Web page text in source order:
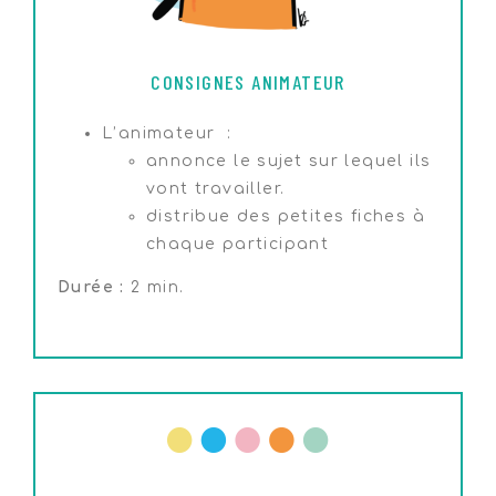
CONSIGNES ANIMATEUR
L’animateur :
annonce le sujet sur lequel ils
vont travailler.
distribue des petites fiches à
chaque participant
Durée : 2 min.